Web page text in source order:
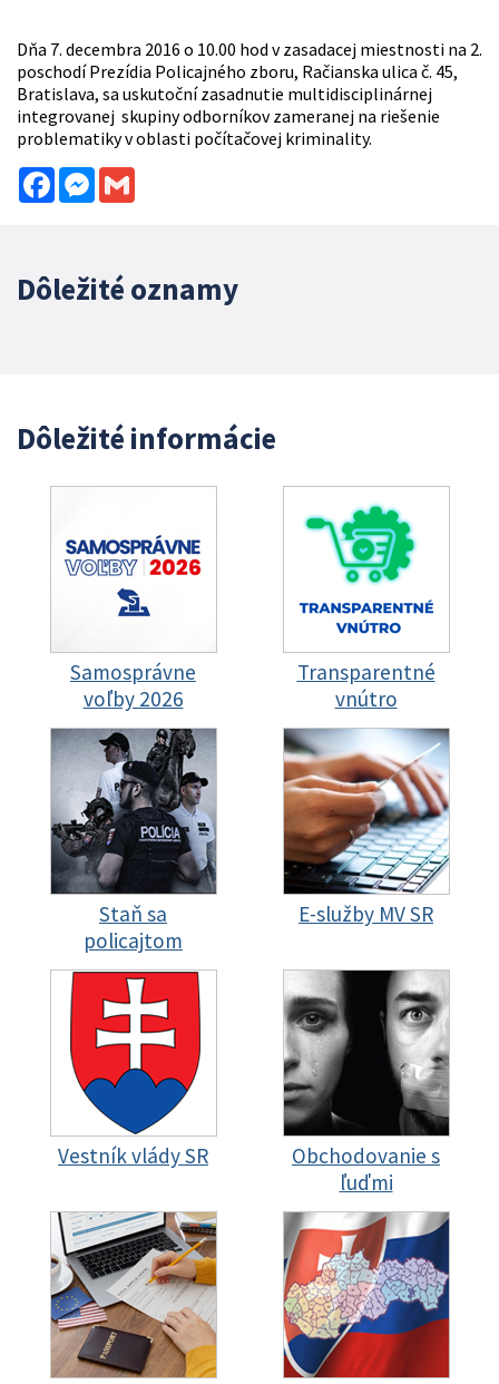
Dňa 7. decembra 2016 o 10.00 hod v zasadacej miestnosti na 2.
poschodí Prezídia Policajného zboru, Račianska ulica č. 45,
Bratislava, sa uskutoční zasadnutie multidisciplinárnej
integrovanej skupiny odborníkov zameranej na riešenie
problematiky v oblasti počítačovej kriminality.
FacebookMessenger
Dôležité oznamy
Dôležité informácie
Samosprávne
voľby 2026
Transparentné
vnútro
Staň sa
policajtom
E-služby MV SR
Vestník vlády SR
Obchodovanie s
ľuďmi